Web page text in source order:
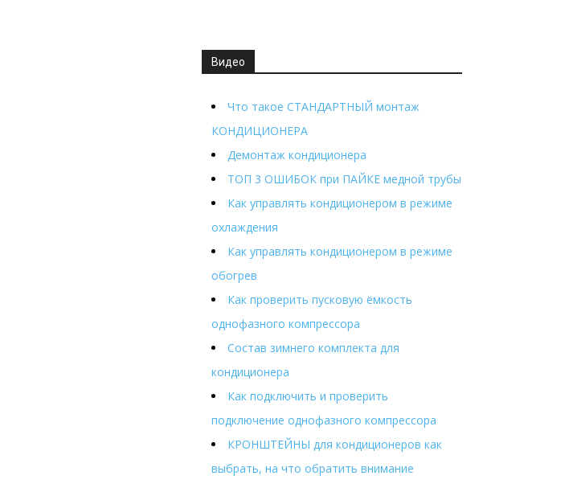
Видео
Что такое СТАНДАРТНЫЙ монтаж
КОНДИЦИОНЕРА
Демонтаж кондиционера
ТОП 3 ОШИБОК при ПАЙКЕ медной трубы
Как управлять кондиционером в режиме
охлаждения
Как управлять кондиционером в режиме
обогрев
Как проверить пусковую ёмкость
однофазного компрессора
Состав зимнего комплекта для
кондиционера
Как подключить и проверить
подключение однофазного компрессора
КРОНШТЕЙНЫ для кондиционеров как
выбрать, на что обратить внимание